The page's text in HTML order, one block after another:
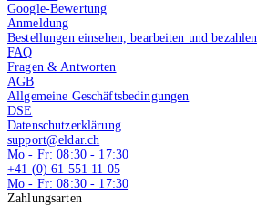
Google-Bewertung
Anmeldung
Bestellungen einsehen, bearbeiten und bezahlen
FAQ
Fragen & Antworten
AGB
Allgemeine Geschäftsbedingungen
DSE
Datenschutzerklärung
support@eldar.ch
Mo - Fr: 08:30 - 17:30
+41 (0) 61 551 11 05
Mo - Fr: 08:30 - 17:30
Zahlungsarten